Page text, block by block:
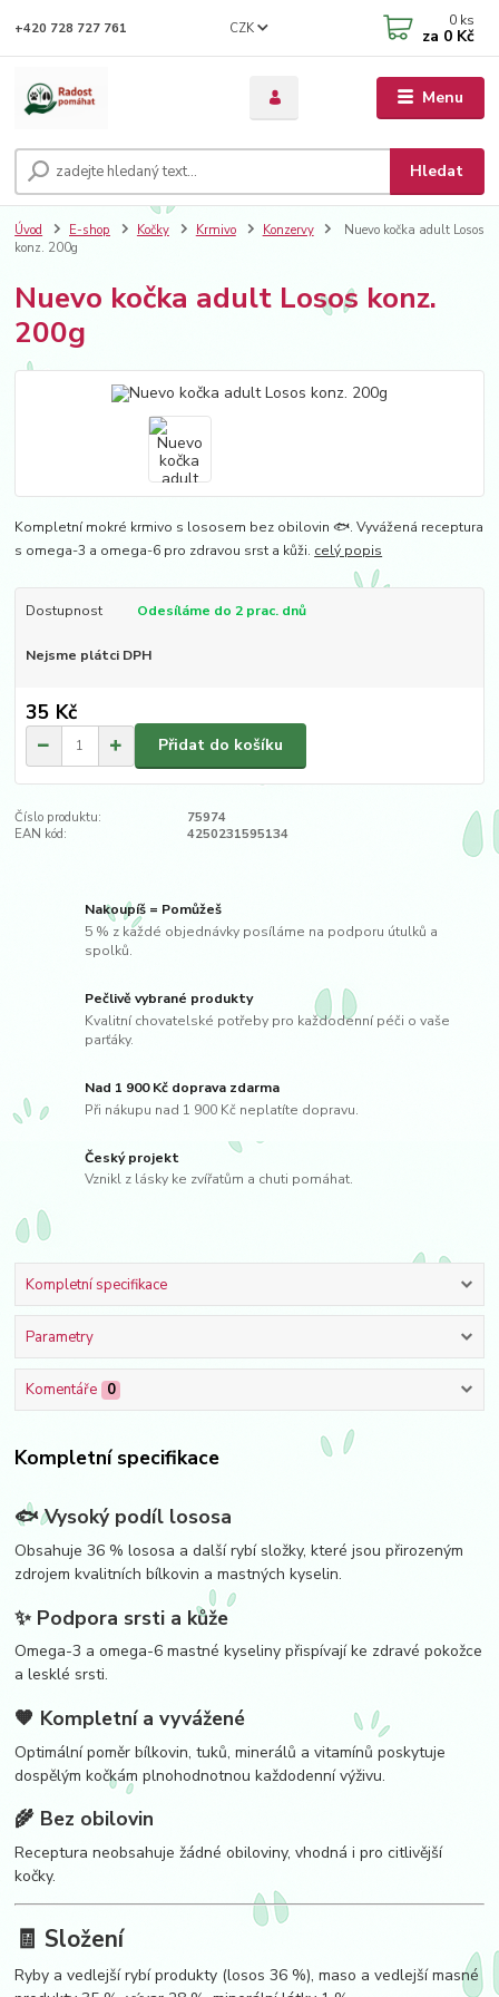
Menu
CZK
Hledat
+420 728 727 761 0 ks
za 0 Kč
Úvod E-shop Kočky Krmivo Konzervy
Nuevo kočka adult Losos
konz. 200g
Nuevo kočka adult Losos konz.
200g
Kompletní mokré krmivo s lososem bez obilovin 🐟. Vyvážená receptura
s omega-3 a omega-6 pro zdravou srst a kůži. celý popis
Dostupnost Odesíláme do 2 prac. dnů
Nejsme plátci DPH
35 Kč
Přidat do košíku
Číslo produktu:
75974
EAN kód:
4250231595134
Nakoupíš = Pomůžeš
5 % z každé objednávky posíláme na podporu útulků a
spolků.
Pečlivě vybrané produkty
Kvalitní chovatelské potřeby pro každodenní péči o vaše
parťáky.
Nad 1 900 Kč doprava zdarma
Při nákupu nad 1 900 Kč neplatíte dopravu.
Český projekt
Vznikl z lásky ke zvířatům a chuti pomáhat.
Kompletní specifikace
Parametry
Komentáře 0
Kompletní specifikace
🐟 Vysoký podíl lososa
Obsahuje 36 % lososa a další rybí složky, které jsou přirozeným
zdrojem kvalitních bílkovin a mastných kyselin.
✨ Podpora srsti a kůže
Omega-3 a omega-6 mastné kyseliny přispívají ke zdravé pokožce
a lesklé srsti.
🧡 Kompletní a vyvážené
Optimální poměr bílkovin, tuků, minerálů a vitamínů poskytuje
dospělým kočkám plnohodnotnou každodenní výživu.
🌾 Bez obilovin
Receptura neobsahuje žádné obiloviny, vhodná i pro citlivější
kočky.
🧾 Složení
Ryby a vedlejší rybí produkty (losos 36 %), maso a vedlejší masné